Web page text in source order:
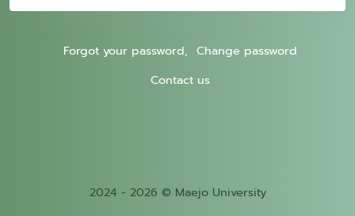
Forgot your password, Change password
Contact us
2024 - 2026 © Maejo University